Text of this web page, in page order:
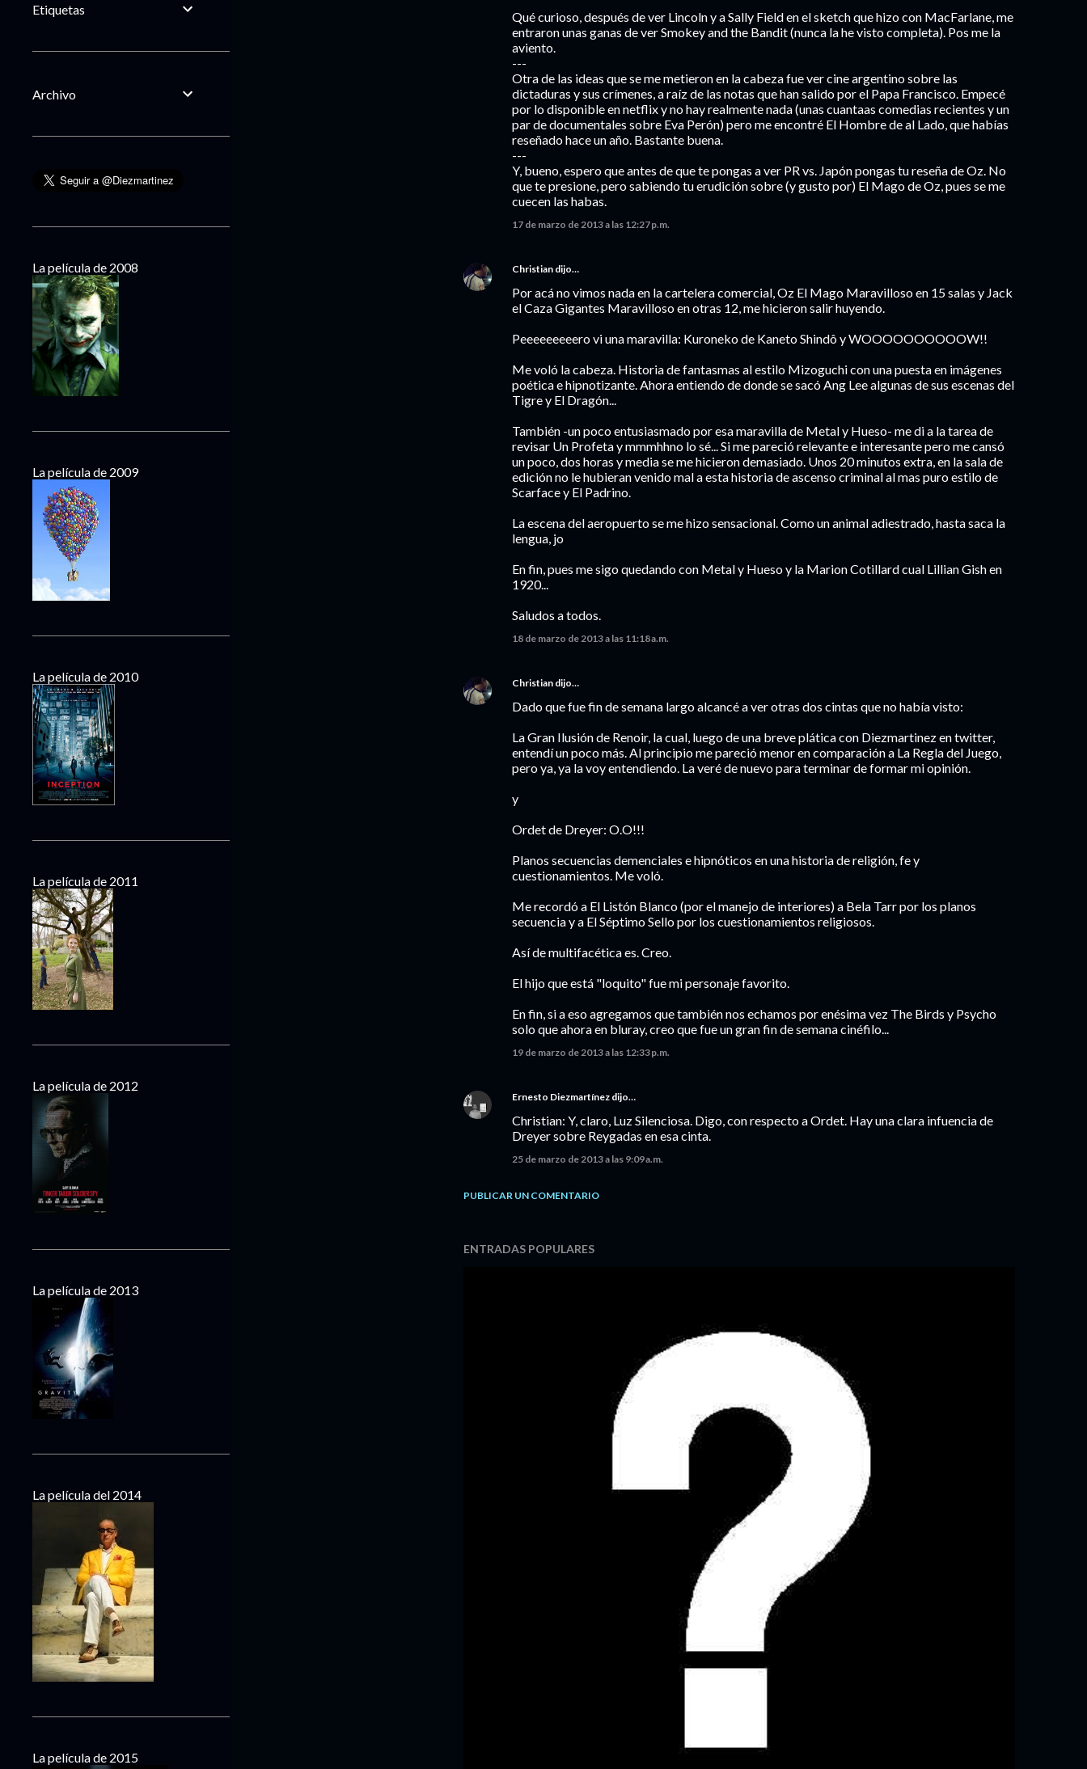
Qué curioso, después de ver Lincoln y a Sally Field en el sketch que hizo con MacFarlane, me
entraron unas ganas de ver Smokey and the Bandit (nunca la he visto completa). Pos me la
aviento.
---
Otra de las ideas que se me metieron en la cabeza fue ver cine argentino sobre las
dictaduras y sus crímenes, a raíz de las notas que han salido por el Papa Francisco. Empecé
por lo disponible en netflix y no hay realmente nada (unas cuantaas comedias recientes y un
par de documentales sobre Eva Perón) pero me encontré El Hombre de al Lado, que habías
reseñado hace un año. Bastante buena.
---
Y, bueno, espero que antes de que te pongas a ver PR vs. Japón pongas tu reseña de Oz. No
que te presione, pero sabiendo tu erudición sobre (y gusto por) El Mago de Oz, pues se me
cuecen las habas.
17 de marzo de 2013 a las 12:27 p.m.
Christian dijo…
Por acá no vimos nada en la cartelera comercial, Oz El Mago Maravilloso en 15 salas y Jack
el Caza Gigantes Maravilloso en otras 12, me hicieron salir huyendo.
Peeeeeeeeero vi una maravilla: Kuroneko de Kaneto Shindô y WOOOOOOOOOOW!!
Me voló la cabeza. Historia de fantasmas al estilo Mizoguchi con una puesta en imágenes
poética e hipnotizante. Ahora entiendo de donde se sacó Ang Lee algunas de sus escenas del
Tigre y El Dragón...
También -un poco entusiasmado por esa maravilla de Metal y Hueso- me di a la tarea de
revisar Un Profeta y mmmhhno lo sé... Si me pareció relevante e interesante pero me cansó
un poco, dos horas y media se me hicieron demasiado. Unos 20 minutos extra, en la sala de
edición no le hubieran venido mal a esta historia de ascenso criminal al mas puro estilo de
Scarface y El Padrino.
La escena del aeropuerto se me hizo sensacional. Como un animal adiestrado, hasta saca la
lengua, jo
En fin, pues me sigo quedando con Metal y Hueso y la Marion Cotillard cual Lillian Gish en
1920...
Saludos a todos.
18 de marzo de 2013 a las 11:18 a.m.
Christian dijo…
Dado que fue fin de semana largo alcancé a ver otras dos cintas que no había visto:
La Gran Ilusión de Renoir, la cual, luego de una breve plática con Diezmartinez en twitter,
entendí un poco más. Al principio me pareció menor en comparación a La Regla del Juego,
pero ya, ya la voy entendiendo. La veré de nuevo para terminar de formar mi opinión.
y
Ordet de Dreyer: O.O!!!
Planos secuencias demenciales e hipnóticos en una historia de religión, fe y
cuestionamientos. Me voló.
Me recordó a El Listón Blanco (por el manejo de interiores) a Bela Tarr por los planos
secuencia y a El Séptimo Sello por los cuestionamientos religiosos.
Así de multifacética es. Creo.
El hijo que está "loquito" fue mi personaje favorito.
En fin, si a eso agregamos que también nos echamos por enésima vez The Birds y Psycho
solo que ahora en bluray, creo que fue un gran fin de semana cinéfilo...
19 de marzo de 2013 a las 12:33 p.m.
Ernesto Diezmartínez dijo…
Christian: Y, claro, Luz Silenciosa. Digo, con respecto a Ordet. Hay una clara infuencia de
Dreyer sobre Reygadas en esa cinta.
25 de marzo de 2013 a las 9:09 a.m.
PUBLICAR UN COMENTARIO
ENTRADAS POPULARES
Etiquetas
Archivo
La película de 2008
La película de 2009
La película de 2010
La película de 2011
La película de 2012
La película de 2013
La película del 2014
La película de 2015